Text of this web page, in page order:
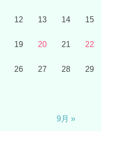
12 13 14 15
19 20 21 22
26 27 28 29
9月 »